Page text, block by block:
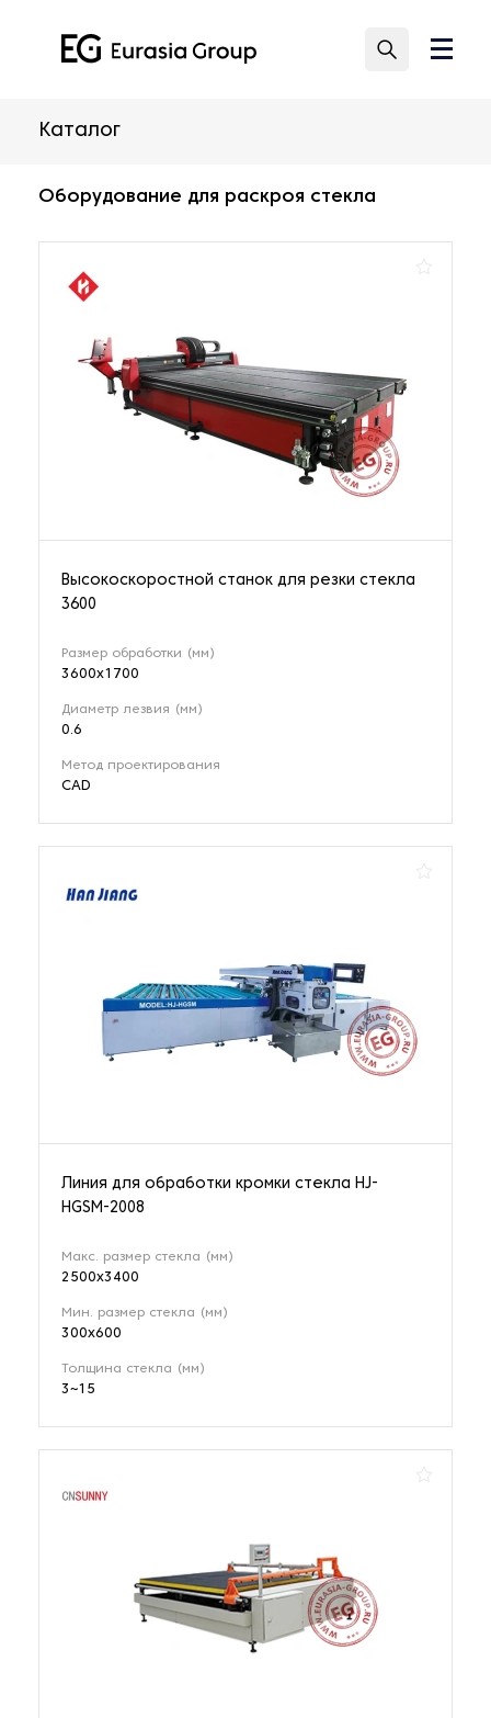
Каталог
Оборудование для раскроя стекла
Высокоскоростной станок для резки стекла
3600
Размер обработки (мм)
3600x1700
Диаметр лезвия (мм)
0.6
Метод проектирования
CAD
Линия для обработки кромки стекла HJ-
HGSM-2008
Макс. размер стекла (мм)
2500х3400
Мин. размер стекла (мм)
300х600
Толщина стекла (мм)
3~15